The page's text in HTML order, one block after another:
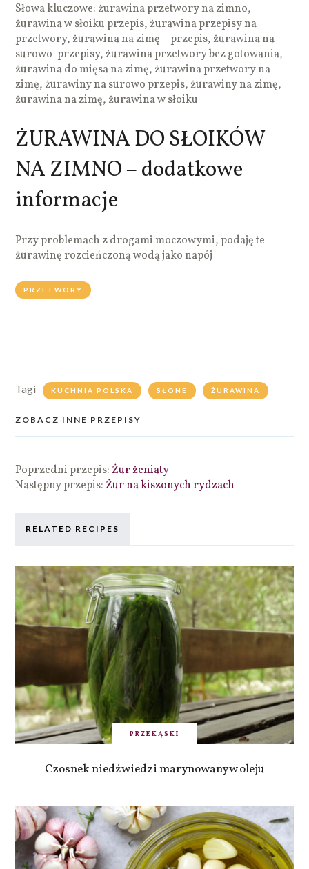
Słowa kluczowe: żurawina przetwory na zimno,
żurawina w słoiku przepis, żurawina przepisy na
przetwory, żurawina na zimę – przepis, żurawina na
surowo-przepisy, żurawina przetwory bez gotowania,
żurawina do mięsa na zimę, żurawina przetwory na
zimę, żurawiny na surowo przepis, żurawiny na zimę,
żurawina na zimę, żurawina w słoiku
ŻURAWINA DO SŁOIKÓW
NA ZIMNO – dodatkowe
informacje
Przy problemach z drogami moczowymi, podaję te
żurawinę rozcieńczoną wodą jako napój
PRZETWORY
Tagi KUCHNIA POLSKA SŁONE ŻURAWINA
ZOBACZ INNE PRZEPISY
Poprzedni przepis: Żur żeniaty
Następny przepis: Żur na kiszonych rydzach
RELATED RECIPES
PRZEKĄSKI
Czosnek niedźwiedzi marynowany w oleju